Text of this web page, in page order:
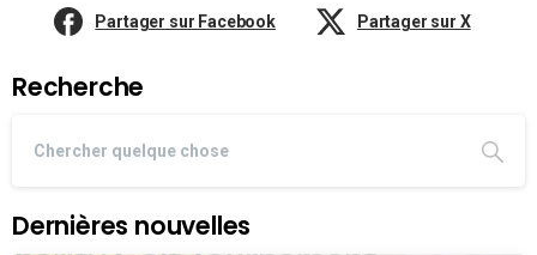
Partager sur Facebook Partager sur X
Recherche
Dernières nouvelles